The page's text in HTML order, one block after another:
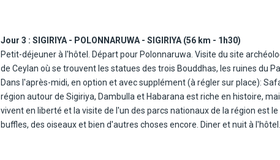
A partir du 1/11/26:
Arrivée à l'aéroport où votre représentant vous attendra dans le hall
rencontrerez votre guide, qui vous accompagnera tout au long de votre
visite du temple troglodyte de Dambulla classé au patrimoine mondial
connu sous le nom de « Temple d'or de Dambulla », se compose de 5
escarpée. Il abrite d'anciennes peintures représentant le Bouddha et
classé au patrimoine mondial de l'UNESCO, la forêt de bois de fer et la
Jour 3 :SIGIRIYA - POLONNARUWA - SIGIRIYA (56 km - 1h30)
Petit-déjeuner à l'hôtel. Départ pour Polonnaruwa. Visite du site
de Ceylan où se trouvent les statues des trois Bouddhas, les ruines du
Dans l'après-midi, en option et avec supplément (à régler sur place):
région autour de Sigiriya, Dambulla et Habarana est riche en histoire,
vivent en liberté et la visite de l'un des parcs nationaux de la région est
buffles, des oiseaux et bien d'autres choses encore. Diner et nuit à l'hôtel.